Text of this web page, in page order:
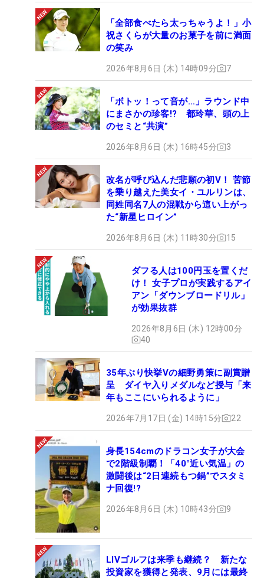
「全部食べたら太っちゃうよ！」小
祝さくらが大量のお菓子を前に満面
の笑み
2026年8月6日 (木) 14時09分 7
「ボトッ！って音が…」ラウンド中
にまさかの珍客!? 都玲華、頭の上
のセミと“共演”
2026年8月6日 (木) 16時45分 3
改名が呼び込んだ悲願の初V！ 苦節
を乗り越えた美女イ・ユルリンは、
同姓同名7人の混戦から這い上がっ
た“新星ヒロイン”
2026年8月6日 (木) 11時30分 15
ダフる人は100円玉を置くだ
け！ 女子プロが実践するアイ
アン「ダウンブロードリル」
が効果抜群
2026年8月6日 (木) 12時00分
40
35年ぶり快挙Vの細野勇策に副賞贈
呈 ダイヤ入りメダルなど授与「来
年もここにいられるように」
2026年7月17日 (金) 14時15分 22
身長154cmのドラコン女子が大会
で2階級制覇！「40°近い気温」の
激闘後は“2日連続もつ鍋”でスタミ
ナ回復!?
2026年8月6日 (木) 10時43分 9
LIVゴルフは来季も継続？ 新たな
投資家を獲得と発表、9月には最終